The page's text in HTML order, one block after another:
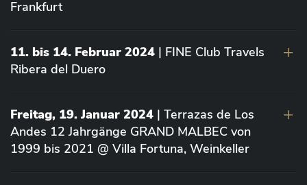
Frankfurt
11. bis 14. Februar 2024 | FINE Club Travels
Ribera del Duero
Freitag, 19. Januar 2024 | Terrazas de Los
Andes 12 Jahrgänge GRAND MALBEC von
1999 bis 2021 @ Villa Fortuna, Weinkeller